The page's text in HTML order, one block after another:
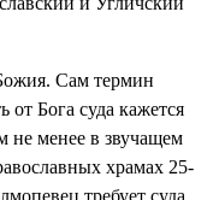
Сам термин
от Бога суда кажется
не менее в звучащем
храмах 25-